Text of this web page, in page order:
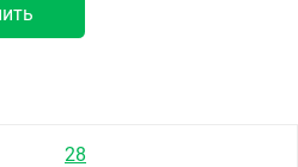
28